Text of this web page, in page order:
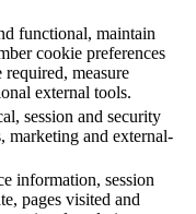
functional, maintain
cookie preferences
measure
external tools.
session and security
marketing and external-
information, session
pages visited and